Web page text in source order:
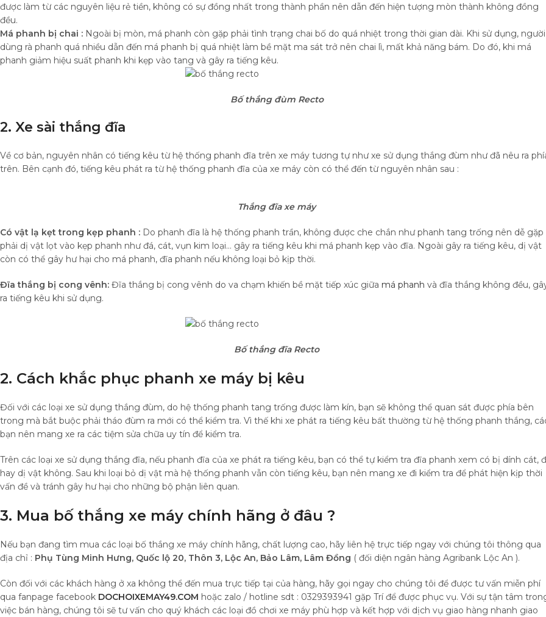
được làm từ các nguyên liệu rẻ tiền, không có sự đồng nhất trong thành phần nên dẫn đến hiện tượng mòn thành không đồng
đều.
Má phanh bị chai : Ngoài bị mòn, má phanh còn gặp phải tình trạng chai bố do quá nhiệt trong thời gian dài. Khi sử dụng, người
dùng rà phanh quá nhiều dẫn đến má phanh bị quá nhiệt làm bề mặt ma sát trở nên chai lì, mất khả năng bám. Do đó, khi má
phanh giảm hiệu suất phanh khi kẹp vào tang và gây ra tiếng kêu.
Bố thắng đùm Recto
2. Xe sài thắng đĩa
Về cơ bản, nguyên nhân có tiếng kêu từ hệ thống phanh đĩa trên xe máy tương tự như xe sử dụng thắng đùm như đã nêu ra
trên. Bên cạnh đó, tiếng kêu phát ra từ hệ thống phanh đĩa của xe máy còn có thể đến từ nguyên nhân sau :
Thắng đĩa xe máy
Có vật lạ kẹt trong kẹp phanh : Do phanh đĩa là hệ thống phanh trần, không được che chắn như phanh tang trống nên dễ gặp
phải dị vật lọt vào kẹp phanh như đá, cát, vụn kim loại… gây ra tiếng kêu khi má phanh kẹp vào đĩa. Ngoài gây ra tiếng kêu, dị vật
còn có thể gây hư hại cho má phanh, đĩa phanh nếu không loại bỏ kịp thời.
Đĩa thắng bị cong vênh: Đĩa thắng bị cong vênh do va chạm khiến bề mặt tiếp xúc giữa má phanh và đĩa thắng không đều,
ra tiếng kêu khi sử dụng.
Bố thắng đĩa Recto
2. Cách khắc phục phanh xe máy bị kêu
Đối với các loại xe sử dụng thắng đùm, do hệ thống phanh tang trống được làm kín, bạn sẽ không thể quan sát được phía bên
trong mà bắt buộc phải tháo đùm ra mới có thể kiểm tra. Vì thế khi xe phát ra tiếng kêu bất thường từ hệ thống phanh thắng,
bạn nên mang xe ra các tiệm sửa chữa uy tín để kiểm tra.
Trên các loại xe sử dụng thắng đĩa, nếu phanh đĩa của xe phát ra tiếng kêu, bạn có thể tự kiểm tra đĩa phanh xem có bị dính cát,
hay dị vật không. Sau khi loại bỏ dị vật mà hệ thống phanh vẫn còn tiếng kêu, bạn nên mang xe đi kiểm tra để phát hiện kịp thời
vấn đề và tránh gây hư hại cho những bộ phận liên quan.
3. Mua bố thắng xe máy chính hãng ở đâu ?
Nếu bạn đang tìm mua các loại bố thắng xe máy chính hãng, chất lượng cao, hãy liên hệ trực tiếp ngay với chúng tôi thông qua
địa chỉ : Phụ Tùng Minh Hưng, Quốc lộ 20, Thôn 3, Lộc An, Bảo Lâm, Lâm Đồng ( đối diện ngân hàng Agribank Lộc An ).
Còn đối với các khách hàng ở xa không thể đến mua trực tiếp tại của hàng, hãy gọi ngay cho chúng tôi để được tư vấn miễn phí
qua fanpage facebook DOCHOIXEMAY49.COM hoặc zalo / hotline sdt : 0329393941 gặp Trí để được phục vụ. Với sự tận tâm
việc bán hàng, chúng tôi sẽ tư vấn cho quý khách các loại đồ chơi xe máy phù hợp và kết hợp với dịch vụ giao hàng nhanh giao